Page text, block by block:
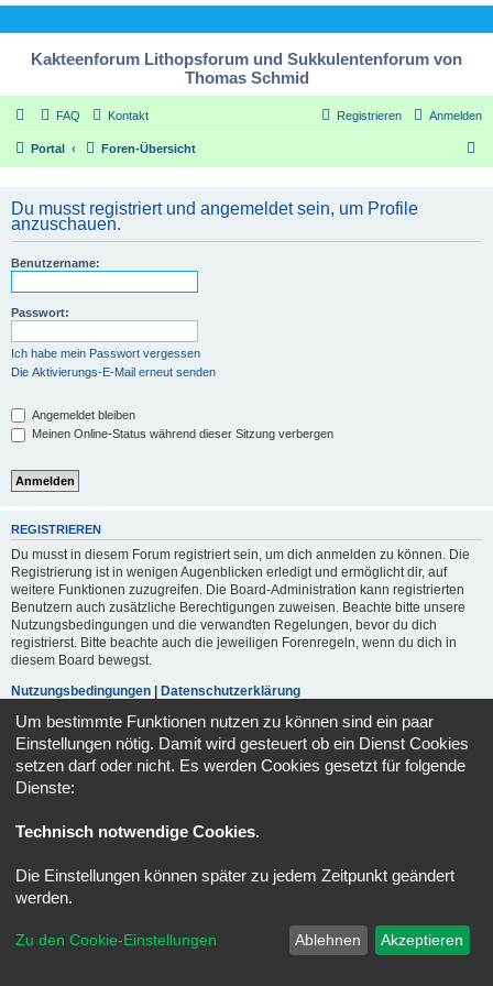
Kakteenforum Lithopsforum und Sukkulentenforum von
Thomas Schmid
FAQ Kontakt Anmelden
Registrieren
Portal Foren-Übersicht
Du musst registriert und angemeldet sein, um Profile
anzuschauen.
Benutzername:
Passwort:
Ich habe mein Passwort vergessen
Die Aktivierungs-E-Mail erneut senden
Angemeldet bleiben
Meinen Online-Status während dieser Sitzung verbergen
REGISTRIEREN
Du musst in diesem Forum registriert sein, um dich anmelden zu können. Die
Registrierung ist in wenigen Augenblicken erledigt und ermöglicht dir, auf
weitere Funktionen zuzugreifen. Die Board-Administration kann registrierten
Benutzern auch zusätzliche Berechtigungen zuweisen. Beachte bitte unsere
Nutzungsbedingungen und die verwandten Regelungen, bevor du dich
registrierst. Bitte beachte auch die jeweiligen Forenregeln, wenn du dich in
diesem Board bewegst.
Nutzungsbedingungen
Datenschutzerklärung
Registrieren
Powered byphpBB ® Forum Software © phpBB Limited
Datenschutz|Nutzungsbedingungen
Um bestimmte Funktionen nutzen zu können sind ein paar
Einstellungen nötig. Damit wird gesteuert ob ein Dienst Cookies
setzen darf oder nicht. Es werden Cookies gesetzt für folgende
Dienste:
Technisch notwendige Cookies.
Die Einstellungen können später zu jedem Zeitpunkt geändert
werden.
Zu den Cookie-Einstellungen Ablehnen Akzeptieren